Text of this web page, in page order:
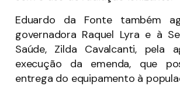
Eduardo da Fonte também
governadora Raquel Lyra e à
Saúde, Zilda Cavalcanti, pela
execução da emenda, que
entrega do equipamento à